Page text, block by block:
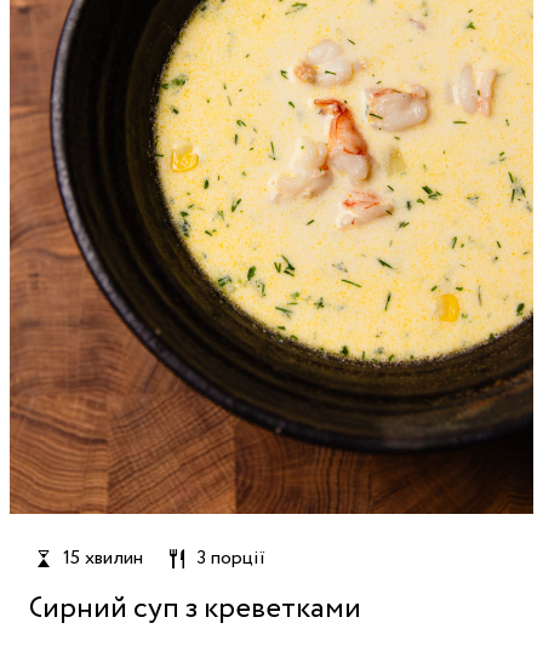
15 хвилин 3 порції
Сирний суп з креветками